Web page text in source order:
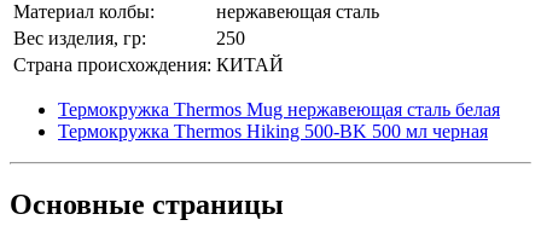
Материал колбы:
нержавеющая сталь
Вес изделия, гр:
250
Страна происхождения: КИТАЙ
Термокружка Thermos Mug нержавеющая сталь белая
Термокружка Thermos Hiking 500-BK 500 мл черная
Основные страницы